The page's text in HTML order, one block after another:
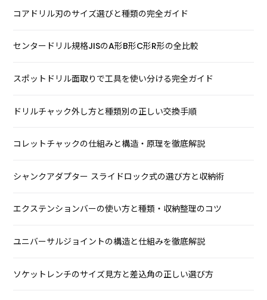
コアドリル刃のサイズ選びと種類の完全ガイド
センタードリル規格JISのA形B形C形R形の全比較
スポットドリル面取りで工具を使い分ける完全ガイド
ドリルチャック外し方と種類別の正しい交換手順
コレットチャックの仕組みと構造・原理を徹底解説
シャンクアダプター スライドロック式の選び方と収納術
エクステンションバーの使い方と種類・収納整理のコツ
ユニバーサルジョイントの構造と仕組みを徹底解説
ソケットレンチのサイズ見方と差込角の正しい選び方